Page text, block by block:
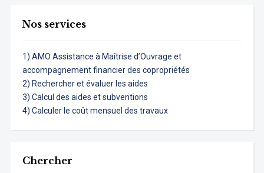
Nos services
1) AMO Assistance à Maîtrise d’Ouvrage et
accompagnement financier des copropriétés
2) Rechercher et évaluer les aides
3) Calcul des aides et subventions
4) Calculer le coût mensuel des travaux
Chercher